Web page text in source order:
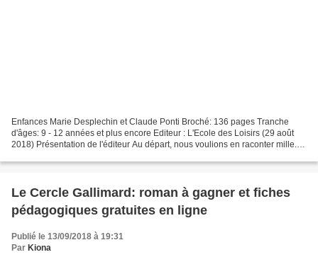
Enfances Marie Desplechin et Claude Ponti Broché: 136 pages Tranche
d'âges: 9 - 12 années et plus encore Editeur : L'Ecole des Loisirs (29 août
2018) Présentation de l'éditeur Au départ, nous voulions en raconter mille.
Le Cercle Gallimard: roman à gagner et fiches
pédagogiques gratuites en ligne
Publié le 13/09/2018 à 19:31
Par Kiona